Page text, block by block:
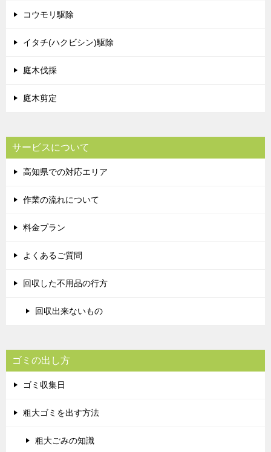
コウモリ駆除
イタチ(ハクビシン)駆除
庭木伐採
庭木剪定
サービスについて
高知県での対応エリア
作業の流れについて
料金プラン
よくあるご質問
回収した不用品の行方
回収出来ないもの
ゴミの出し方
ゴミ収集日
粗大ゴミを出す方法
粗大ごみの知識